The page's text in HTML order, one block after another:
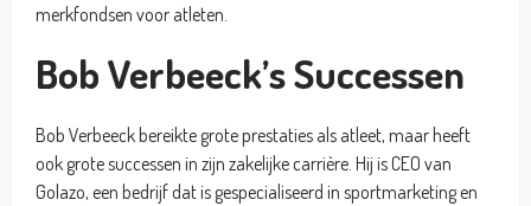
merkfondsen voor atleten.
Bob Verbeeck’s Successen
Bob Verbeeck bereikte grote prestaties als atleet, maar heeft
ook grote successen in zijn zakelijke carrière. Hij is CEO van
Golazo, een bedrijf dat is gespecialiseerd in sportmarketing en